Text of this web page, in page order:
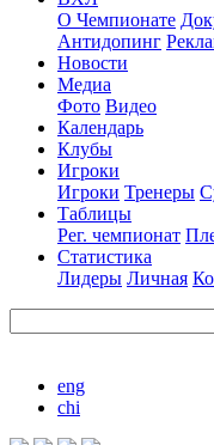
О Чемпионате
Антидопинг
Новости
Медиа
Фото Видео
Календарь
Клубы
Игроки
Игроки Тренеры
Таблицы
Рег. чемпионат
Статистика
Лидеры Личная
eng
chi